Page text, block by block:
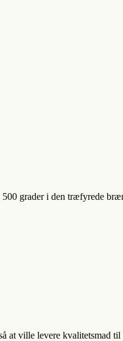
500 grader i den træfyrede
at ville levere kvalitetsmad til